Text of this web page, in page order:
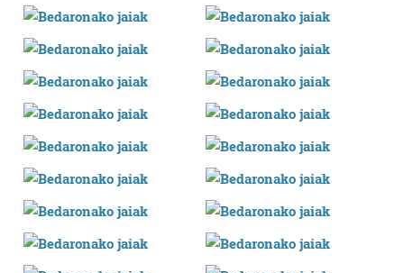
produktuak garatzeko. Zure datuak nork eta zertarako
Bazkide batzuek ez dizute baimenik eskatzen, eta beren
bazkideen zerrenda, beren ustez zein helburutarako
duten interes legitimoa eta horren aurka nola egin
Lortu zure datu pertsonalak prozesatzeko moduari
datuen atalean. Edozein unetan alda edo ken dezakezu
zure baimena Cookieen adierazpenean.